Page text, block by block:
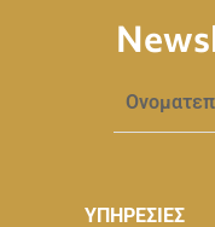
ΥΠΗΡΕΣΙΕΣ